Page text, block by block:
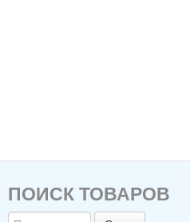
ПОИСК ТОВАРОВ